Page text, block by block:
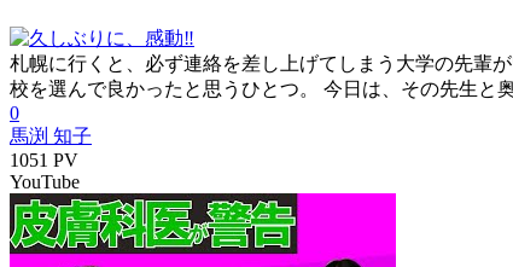
札幌に行くと、必ず連絡を差し上げてしまう大学の先輩
校を選んで良かったと思うひとつ。 今日は、その先生と
0
馬渕 知子
1051 PV
YouTube